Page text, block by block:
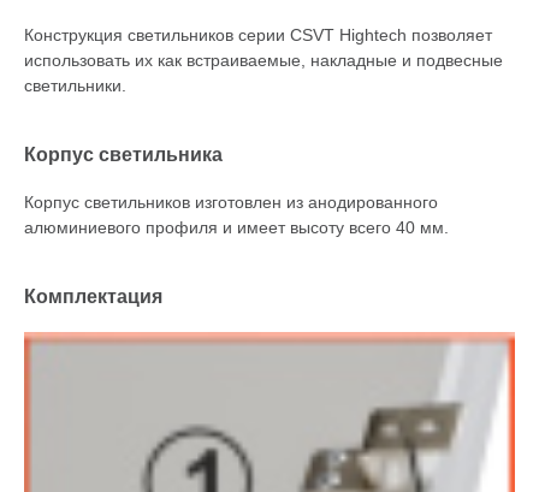
Конструкция светильников серии CSVT Hightech позволяет
использовать их как встраиваемые, накладные и подвесные
светильники.
Корпус светильника
Корпус светильников изготовлен из анодированного
алюминиевого профиля и имеет высоту всего 40 мм.
Комплектация